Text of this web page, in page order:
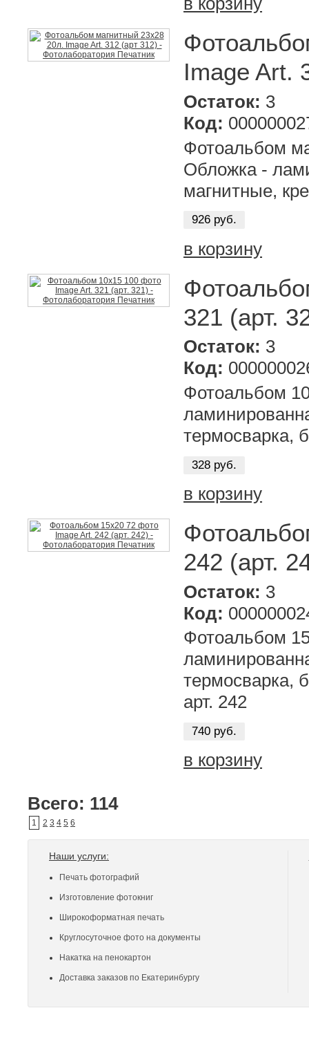
Image Art.
Остаток: 3
Код:
Фотоальбом
Обложка -
магнитные,
926 руб.
в корзину
321 (арт.
Остаток: 3
Код:
Фотоальбом
термосварка,
328 руб.
в корзину
242 (арт.
Остаток: 3
Код:
Фотоальбом
термосварка,
арт. 242
740 руб.
в корзину
Всего: 114
1 2 3 4 5 6
Наши услуги:
Печать фотографий
Изготовление фотокниг
Широкоформатная печать
Круглосуточное фото на документы
Накатка на пенокартон
Доставка заказов по Екатеринбургу